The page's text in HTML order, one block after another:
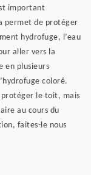
important
permet de protéger
hydrofuge, l’eau
aller vers la
en plusieurs
coloré.
protéger le toit, mais
au cours du
faites-le nous